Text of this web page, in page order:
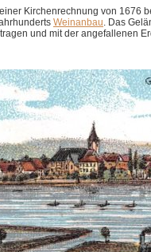
Kirchenrechnung von 1676
Weinanbau. Das
und mit der angefallenen